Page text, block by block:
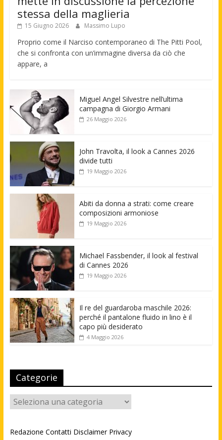
stessa della maglieria
15 Giugno 2026 Massimo Lupo
Proprio come il Narciso contemporaneo di The Pitti Pool,
che si confronta con un’immagine diversa da ciò che
appare, a
Miguel Angel Silvestre nell’ultima
campagna di Giorgio Armani
26 Maggio 2026
John Travolta, il look a Cannes 2026
divide tutti
19 Maggio 2026
Abiti da donna a strati: come creare
composizioni armoniose
19 Maggio 2026
Michael Fassbender, il look al festival
di Cannes 2026
19 Maggio 2026
Il re del guardaroba maschile 2026:
perché il pantalone fluido in lino è il
capo più desiderato
4 Maggio 2026
Categorie
Categorie
Redazione Contatti Disclaimer Privacy